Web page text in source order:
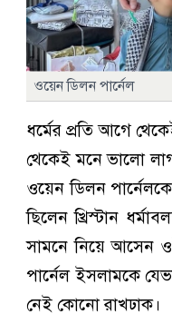
ওয়েন ডিলন পার্নেল
ধর্মের প্রতি আগে
থেকেই মনে ভালো
ওয়েন ডিলন
ছিলেন খ্রিস্টান
সামনে নিয়ে আসেন
পার্নেল ইসলামকে
নেই কোনো রাখঢাক।